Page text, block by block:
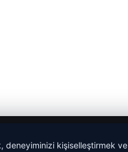
deneyiminizi kişiselleştirmek